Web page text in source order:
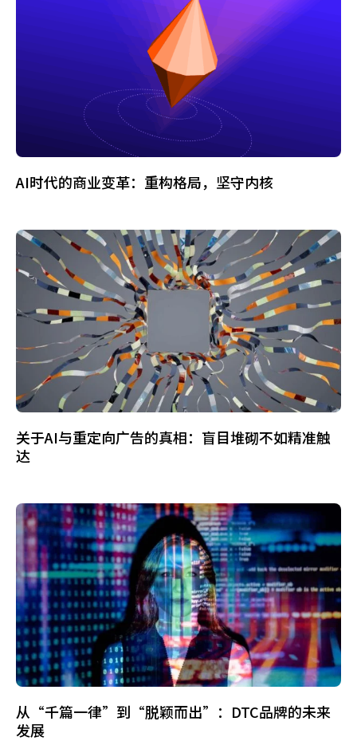
AI时代的商业变革：重构格局，坚守内核
关于AI与重定向广告的真相：盲目堆砌不如精准触
达
从“千篇一律”到“脱颖而出”：DTC品牌的未来
发展